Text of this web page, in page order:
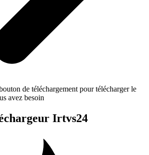
de téléchargement pour télécharger le
avez besoin
Irtvs24